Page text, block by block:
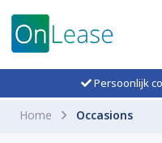
Persoonlijk
Home Occasions